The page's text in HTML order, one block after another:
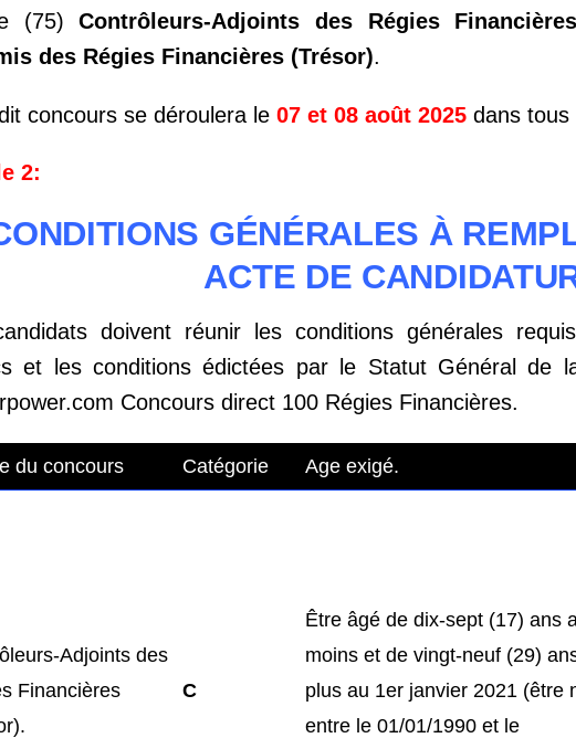
(75)Contrôleurs-Adjoints des Régies
des Régies Financières (Trésor).
concours se déroulera le 07 et 08 août 2025 dans tous
2:
GÉNÉRALES À
ACTE DE
doivent réunir les conditions générales
et les conditions édictées par le Statut Général de
Concours direct 100 Régies Financières.
du concours Catégorie Age exigé.
Adjoints des
Financières
C
Être âgé de dix-sept (17) ans
moins et de vingt-neuf (29)
plus au 1er janvier 2021 (être
entre le 01/01/1990 et le